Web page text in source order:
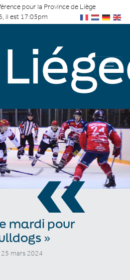
pour la Province de Liège
il est 17:05pm
«
mardi pour
»
25 mars 2024